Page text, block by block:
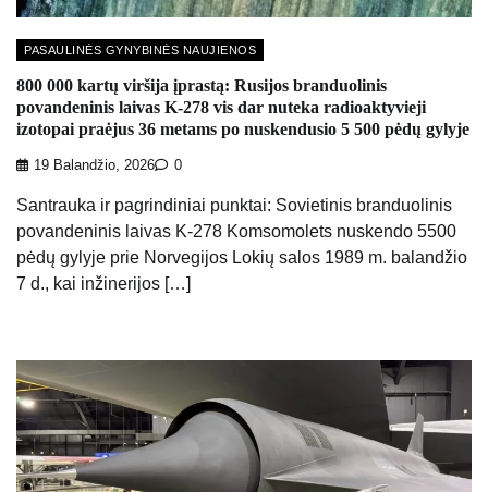
PASAULINĖS GYNYBINĖS NAUJIENOS
800 000 kartų viršija įprastą: Rusijos branduolinis
povandeninis laivas K-278 vis dar nuteka radioaktyvieji
izotopai praėjus 36 metams po nuskendusio 5 500 pėdų gylyje
19 Balandžio, 2026 0
Santrauka ir pagrindiniai punktai: Sovietinis branduolinis
povandeninis laivas K-278 Komsomolets nuskendo 5500
pėdų gylyje prie Norvegijos Lokių salos 1989 m. balandžio
7 d., kai inžinerijos […]